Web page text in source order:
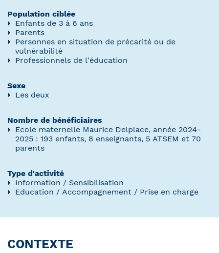
Population ciblée
Enfants de 3 à 6 ans
Parents
Personnes en situation de précarité ou de
vulnérabilité
Professionnels de l'éducation
Sexe
Les deux
Nombre de bénéficiaires
Ecole maternelle Maurice Delplace, année 2024-
2025 : 193 enfants, 8 enseignants, 5 ATSEM et 70
parents
Type d'activité
Information / Sensibilisation
Education / Accompagnement / Prise en charge
CONTEXTE